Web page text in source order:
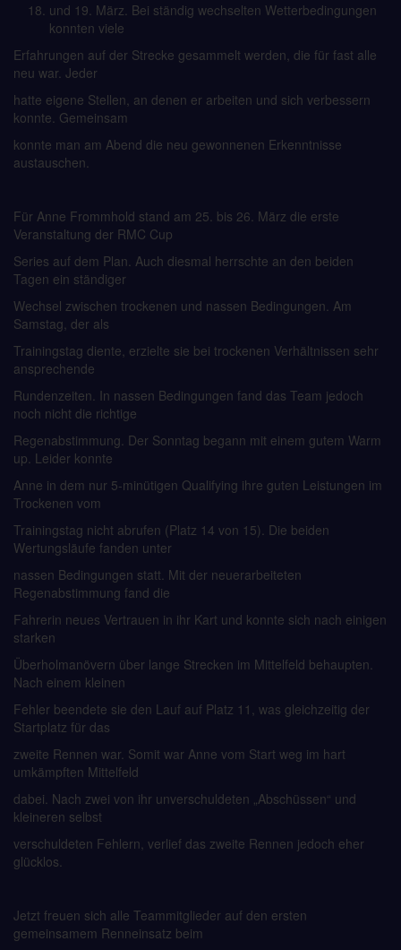
und 19. März. Bei ständig wechselten Wetterbedingungen
konnten viele
Erfahrungen auf der Strecke gesammelt werden, die für fast alle
neu war. Jeder
hatte eigene Stellen, an denen er arbeiten und sich verbessern
konnte. Gemeinsam
konnte man am Abend die neu gewonnenen Erkenntnisse
austauschen.
Für Anne Frommhold stand am 25. bis 26. März die erste
Veranstaltung der RMC Cup
Series auf dem Plan. Auch diesmal herrschte an den beiden
Tagen ein ständiger
Wechsel zwischen trockenen und nassen Bedingungen. Am
Samstag, der als
Trainingstag diente, erzielte sie bei trockenen Verhältnissen sehr
ansprechende
Rundenzeiten. In nassen Bedingungen fand das Team jedoch
noch nicht die richtige
Regenabstimmung. Der Sonntag begann mit einem gutem Warm
up. Leider konnte
Anne in dem nur 5-minütigen Qualifying ihre guten Leistungen im
Trockenen vom
Trainingstag nicht abrufen (Platz 14 von 15). Die beiden
Wertungsläufe fanden unter
nassen Bedingungen statt. Mit der neuerarbeiteten
Regenabstimmung fand die
Fahrerin neues Vertrauen in ihr Kart und konnte sich nach einigen
starken
Überholmanövern über lange Strecken im Mittelfeld behaupten.
Nach einem kleinen
Fehler beendete sie den Lauf auf Platz 11, was gleichzeitig der
Startplatz für das
zweite Rennen war. Somit war Anne vom Start weg im hart
umkämpften Mittelfeld
dabei. Nach zwei von ihr unverschuldeten „Abschüssen“ und
kleineren selbst
verschuldeten Fehlern, verlief das zweite Rennen jedoch eher
glücklos.
Jetzt freuen sich alle Teammitglieder auf den ersten
gemeinsamem Renneinsatz beim